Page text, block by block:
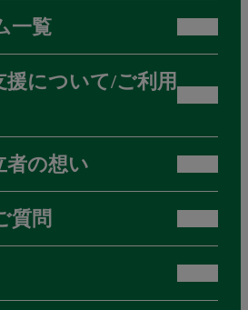
一覧
援について/ご利用
者の想い
質問